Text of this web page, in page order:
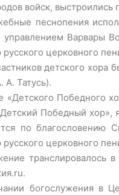
войск,
песнопения
управлением Варвары
русского церковного
детского хора
А. Татусь).
«Детского Победного
Победный хор»,
по благословению
русского церковного
транслировалось
богослужения в